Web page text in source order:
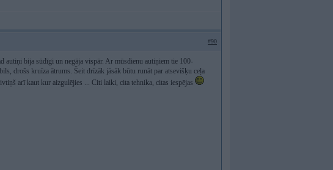
#90
autiņi bija sūdīgi un negāja vispār. Ar mūsdienu autiņiem tie 100-
drošs kruīza ātrums. Šeit drīzāk jāsāk būtu runāt par atsevišķu ceļa
arī kaut kur aizgulējies ... Citi laiki, cita tehnika, citas iespējas